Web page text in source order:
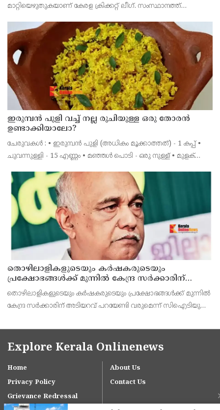
മാറ്റിയെഴുതുകയാണ് കേരള ക്രിക്കറ്റ് ലീഗ്. സംസ്ഥാനത്ത്
താരങ്ങളെ ഐ.പി.എല്ലിലേക്കും ദേശീ
ഇരുമ്പന്‍ പുളി വച്ച് നല്ല രുചിയുള്ള ഒരു തോരന്‍
ഉണ്ടാക്കിയാലോ?
ചേരുവകൾ : • ഇരുമ്പന്‍ പുളി (അധികം മൂക്കാത്തത്) - 1 കപ്പ് •
ചുവന്നുള്ളി - 15 എണ്ണം • മഞ്ഞള്‍ പൊടി - ഒരു നുള്ള് • മുളക്
ടേബിള്‍സ്പൂൺ •
തൊഴിലാളികളുടെയും കർഷകരുടെയും
പ്രക്ഷോഭങ്ങൾക്ക് മുന്നിൽ കേന്ദ്ര സർക്കാരിന്
അടിയറവ് പറയേണ്ടി വരും ; എളമരം കരീം
തൊഴിലാളികളുടെയും കർഷകരുടെയും പ്രക്ഷോഭങ്ങൾക്ക് മുന്നിൽ
കേന്ദ്ര സർക്കാരിന് അടിയറവ് പറയേണ്ടി വരുമെന്ന് സിഐടിയു
മോർച്ചയും ട്രേഡ് യൂണിയനുകളും ചേർന്ന്
Explore Kerala Onlinenews
Home
About Us
Privacy Policy
Contact Us
Grievance Redressal